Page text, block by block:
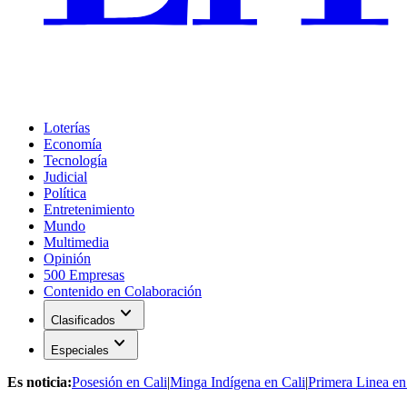
Loterías
Economía
Tecnología
Judicial
Política
Entretenimiento
Mundo
Multimedia
Opinión
500 Empresas
Contenido en Colaboración
Clasificados expand_more
Especiales expand_more
Es noticia:Posesión en Cali|Minga Indígena en Cali|Primera Linea